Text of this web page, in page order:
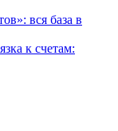
вся база в
к счетам: